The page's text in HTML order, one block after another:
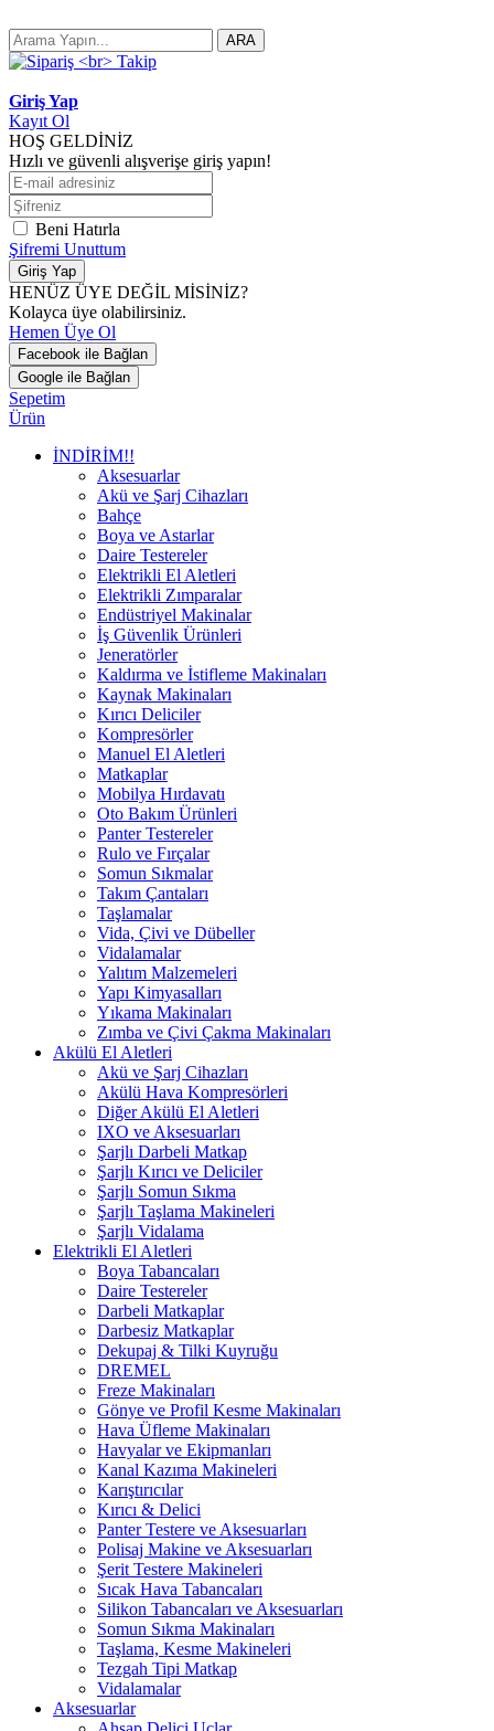
ARA
Giriş Yap
Kayıt Ol
HOŞ GELDİNİZ
Hızlı ve güvenli alışverişe giriş yapın!
Beni Hatırla
Şifremi Unuttum
Giriş Yap
HENÜZ ÜYE DEĞİL MİSİNİZ?
Kolayca üye olabilirsiniz.
Hemen Üye Ol
Facebook ile Bağlan
Google ile Bağlan
Sepetim
Ürün
İNDİRİM!!
Aksesuarlar
Akü ve Şarj Cihazları
Bahçe
Boya ve Astarlar
Daire Testereler
Elektrikli El Aletleri
Elektrikli Zımparalar
Endüstriyel Makinalar
İş Güvenlik Ürünleri
Jeneratörler
Kaldırma ve İstifleme Makinaları
Kaynak Makinaları
Kırıcı Deliciler
Kompresörler
Manuel El Aletleri
Matkaplar
Mobilya Hırdavatı
Oto Bakım Ürünleri
Panter Testereler
Rulo ve Fırçalar
Somun Sıkmalar
Takım Çantaları
Taşlamalar
Vida, Çivi ve Dübeller
Vidalamalar
Yalıtım Malzemeleri
Yapı Kimyasalları
Yıkama Makinaları
Zımba ve Çivi Çakma Makinaları
Akülü El Aletleri
Akü ve Şarj Cihazları
Akülü Hava Kompresörleri
Diğer Akülü El Aletleri
IXO ve Aksesuarları
Şarjlı Darbeli Matkap
Şarjlı Kırıcı ve Deliciler
Şarjlı Somun Sıkma
Şarjlı Taşlama Makineleri
Şarjlı Vidalama
Elektrikli El Aletleri
Boya Tabancaları
Daire Testereler
Darbeli Matkaplar
Darbesiz Matkaplar
Dekupaj & Tilki Kuyruğu
DREMEL
Freze Makinaları
Gönye ve Profil Kesme Makinaları
Hava Üfleme Makinaları
Havyalar ve Ekipmanları
Kanal Kazıma Makineleri
Karıştırıcılar
Kırıcı & Delici
Panter Testere ve Aksesuarları
Polisaj Makine ve Aksesuarları
Şerit Testere Makineleri
Sıcak Hava Tabancaları
Silikon Tabancaları ve Aksesuarları
Somun Sıkma Makinaları
Taşlama, Kesme Makineleri
Tezgah Tipi Matkap
Vidalamalar
Aksesuarlar